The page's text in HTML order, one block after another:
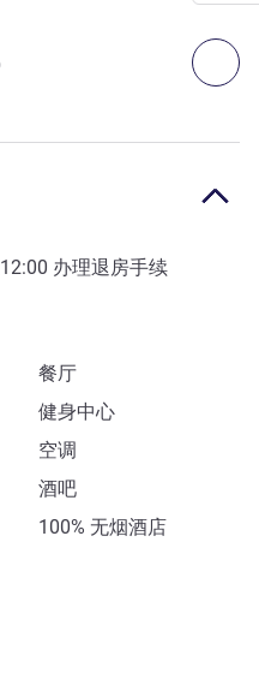
下
12:00 办理退房手续
餐厅
健身中心
空调
酒吧
100% 无烟酒店